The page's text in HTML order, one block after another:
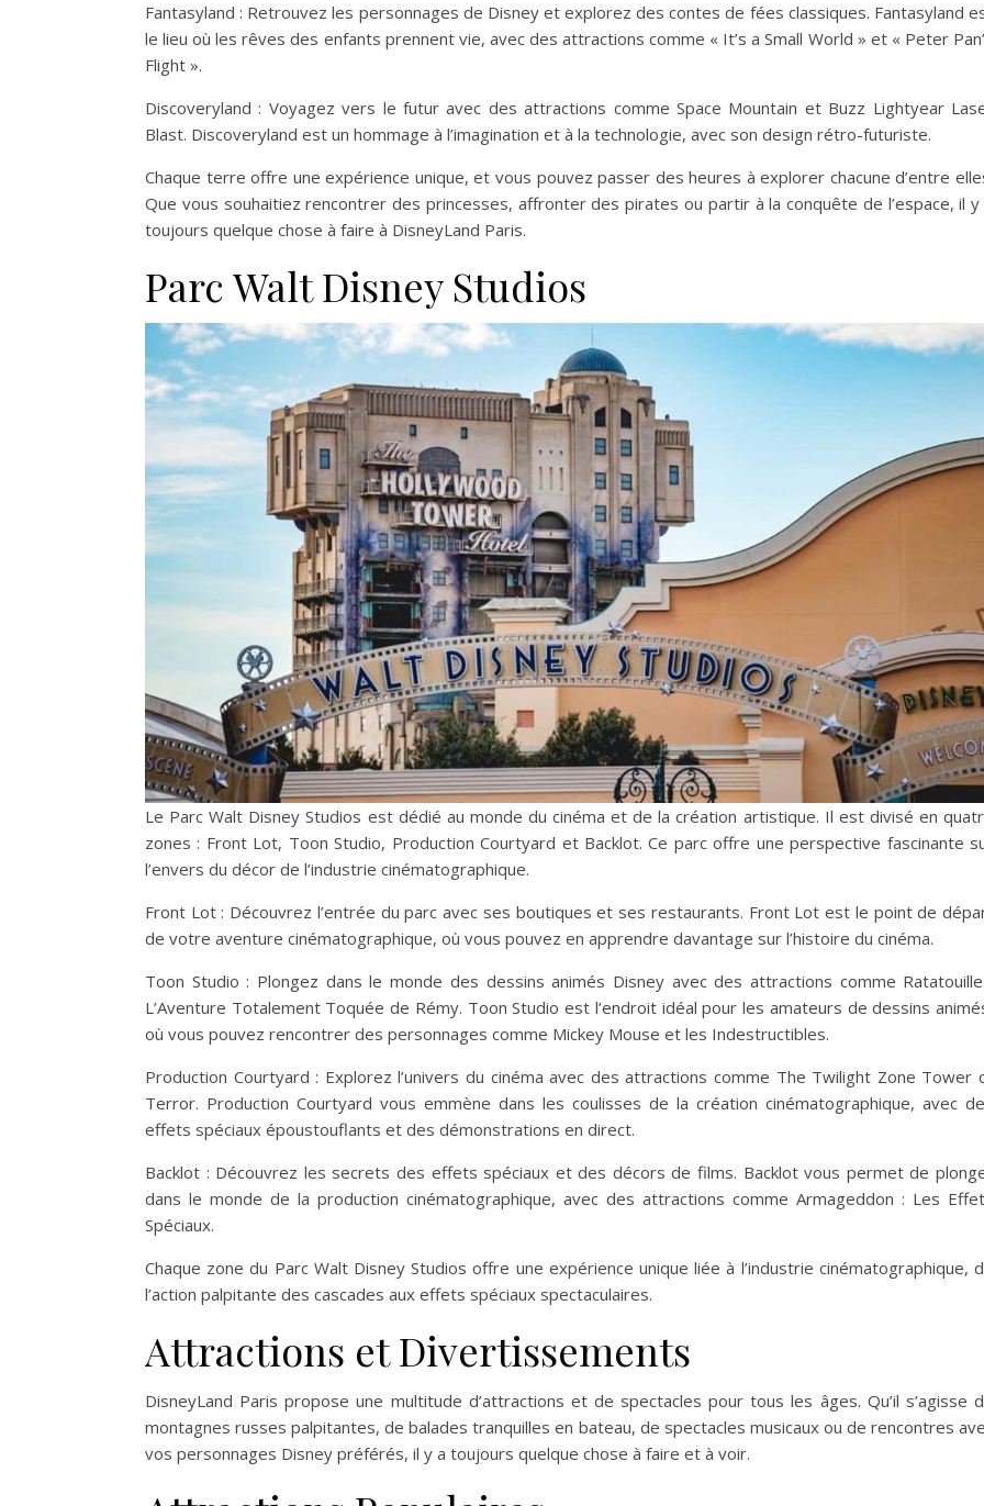
Fantasyland : Retrouvez les personnages de Disney et explorez des contes de fées classiques. Fantasyland
le lieu où les rêves des enfants prennent vie, avec des attractions comme « It’s a Small World » et « Peter
Flight ».
Discoveryland : Voyagez vers le futur avec des attractions comme Space Mountain et Buzz Lightyear
Blast. Discoveryland est un hommage à l’imagination et à la technologie, avec son design rétro-futuriste.
Chaque terre offre une expérience unique, et vous pouvez passer des heures à explorer chacune d’entre
Que vous souhaitiez rencontrer des princesses, affronter des pirates ou partir à la conquête de l’espace, il y
toujours quelque chose à faire à DisneyLand Paris.
Parc Walt Disney Studios
Le Parc Walt Disney Studios est dédié au monde du cinéma et de la création artistique. Il est divisé en
zones : Front Lot, Toon Studio, Production Courtyard et Backlot. Ce parc offre une perspective fascinante
l’envers du décor de l’industrie cinématographique.
Front Lot : Découvrez l’entrée du parc avec ses boutiques et ses restaurants. Front Lot est le point de
de votre aventure cinématographique, où vous pouvez en apprendre davantage sur l’histoire du cinéma.
Toon Studio : Plongez dans le monde des dessins animés Disney avec des attractions comme
L’Aventure Totalement Toquée de Rémy. Toon Studio est l’endroit idéal pour les amateurs de dessins
où vous pouvez rencontrer des personnages comme Mickey Mouse et les Indestructibles.
Production Courtyard : Explorez l’univers du cinéma avec des attractions comme The Twilight Zone Tower
Terror. Production Courtyard vous emmène dans les coulisses de la création cinématographique, avec
effets spéciaux époustouflants et des démonstrations en direct.
Backlot : Découvrez les secrets des effets spéciaux et des décors de films. Backlot vous permet de
dans le monde de la production cinématographique, avec des attractions comme Armageddon : Les
Spéciaux.
Chaque zone du Parc Walt Disney Studios offre une expérience unique liée à l’industrie cinématographique,
l’action palpitante des cascades aux effets spéciaux spectaculaires.
Attractions et Divertissements
DisneyLand Paris propose une multitude d’attractions et de spectacles pour tous les âges. Qu’il s’agisse
montagnes russes palpitantes, de balades tranquilles en bateau, de spectacles musicaux ou de rencontres
vos personnages Disney préférés, il y a toujours quelque chose à faire et à voir.